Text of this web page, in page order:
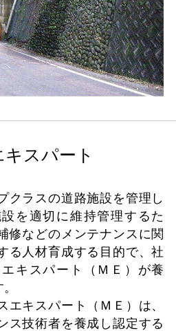
スパート
クラスの道路施設を管理し
を適切に維持管理するた
修などのメンテナンスに関
る人材育成する目的で、社
キスパート（ＭＥ）が養
エキスパート（ＭＥ）は、
ス技術者を養成し認定する